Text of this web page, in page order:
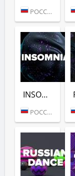
РОССИЯ (МОСКВА)
INSOMNIA (DFM)
РОССИЯ (МОСКВА)